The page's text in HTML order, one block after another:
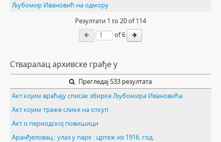
Љубомир Ивановић на одмору
Резултати 1 to 20of 114
of 6
Стваралац архивске грађе у
Прегледај 533 резултата
Акт којим враћају списак збирке Љубомира Ивановића
Акт којим траже слике на откуп
Акт о периодској повишици
Аранђеловац : улаз у парк : цртеж из 1916. год.